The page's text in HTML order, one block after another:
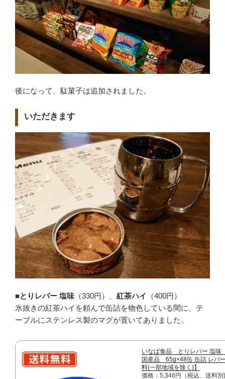
後になって、駄菓子は追加されました。
いただきます
■とりレバー 塩味 （330円）、 紅茶ハイ
（400円）
氷抜きの紅茶ハイを頼んで缶詰を物色している間に、テ
ーブルにステンレス製のマグが置いてありました。
いなば食品 とりレバー 塩
国産品 65g×48缶 缶詰 レバ
料(一部地域を除く)】
価格：5,346円（税込、送料別)